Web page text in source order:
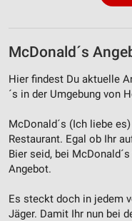
McDonald´s
Hier findest Du aktuelle
´s in der Umgebung von
McDonald´s (Ich liebe
Restaurant. Egal ob Ihr
Bier seid, bei
Angebot.
Es steckt doch in jedem
Jäger. Damit Ihr nun bei